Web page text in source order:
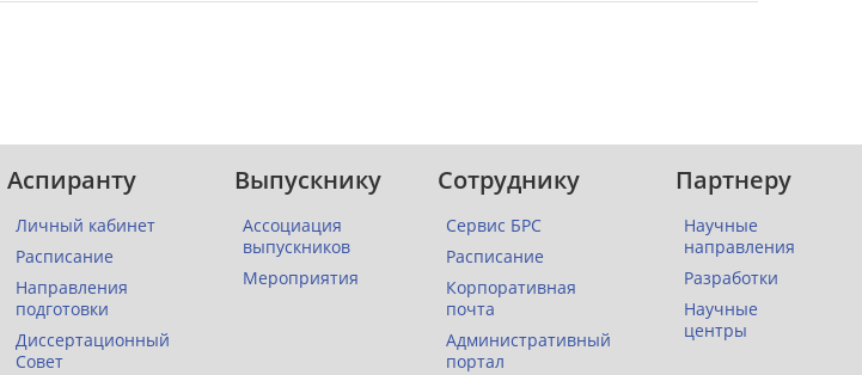
Аспиранту
Личный кабинет
Расписание
Направления
подготовки
Диссертационный
Совет
Выпускнику
Ассоциация
выпускников
Мероприятия
Сотруднику
Сервис БРС
Расписание
Корпоративная
почта
Административный
портал
Партнеру
Научные
направления
Разработки
Научные
центры